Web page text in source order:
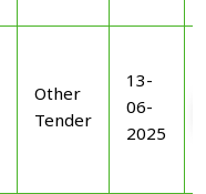
Other
Tender
13-
06-
2025